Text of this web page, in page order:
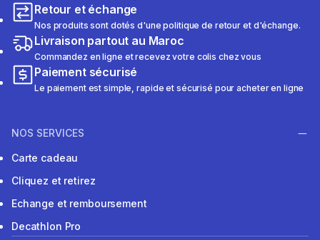
Retour et échange
Nos produits sont dotés d'une politique de retour et d'échange.
Livraison partout au Maroc
Commandez en ligne et recevez votre colis chez vous
Paiement sécurisé
Le paiement est simple, rapide et sécurisé pour acheter en ligne
NOS SERVICES
Carte cadeau
Cliquez et retirez
Echange et remboursement
Decathlon Pro